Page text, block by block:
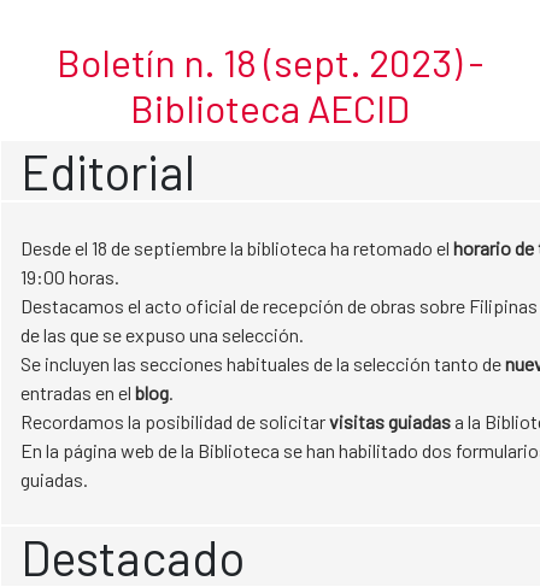
Boletín n. 18 (sept. 2023) -
Biblioteca AECID
Editorial
Desde el 18 de septiembre la biblioteca ha retomado el horario de
19:00 horas.
Destacamos el acto oficial de recepción de obras sobre
de las que se expuso una selección.
Se incluyen las secciones habituales de la selección tanto de
entradas en el blog.
Recordamos la posibilidad de solicitarvisitas guiadas a la
En la página web de la Biblioteca se han habilitado dos
guiadas.
Destacado